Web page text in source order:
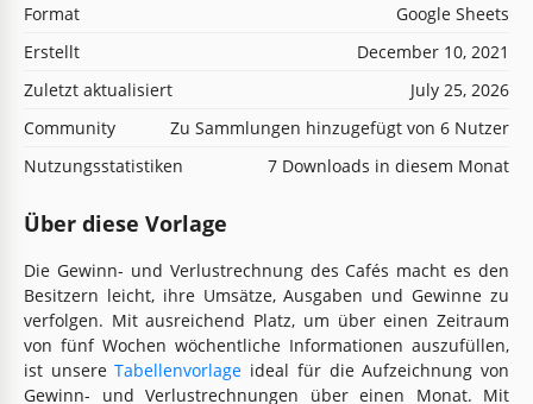
Format
Google Sheets
Erstellt
December 10, 2021
Zuletzt aktualisiert
July 25, 2026
Community
Zu Sammlungen hinzugefügt von 6 Nutzer
Nutzungsstatistiken
7 Downloads in diesem Monat
Über diese Vorlage
Die Gewinn- und Verlustrechnung des Cafés macht es den
Besitzern leicht, ihre Umsätze, Ausgaben und Gewinne zu
verfolgen. Mit ausreichend Platz, um über einen Zeitraum
von fünf Wochen wöchentliche Informationen auszufüllen,
ist unsereTabellenvorlage ideal für die Aufzeichnung von
Gewinn- und Verlustrechnungen über einen Monat. Mit